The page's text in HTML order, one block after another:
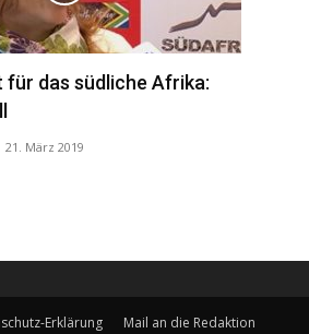
das südliche Afrika:
21. März 2019
Erklärung Mail an die Redaktion